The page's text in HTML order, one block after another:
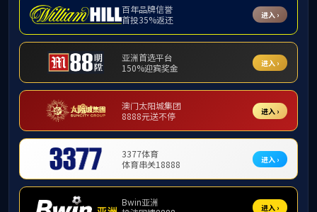
首页|
新闻动态
通知公告
公司发展
资料下载
平面作品